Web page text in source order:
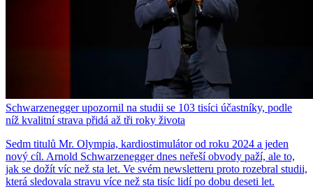
Schwarzenegger upozornil na studii se 103 tisíci účastníky, podle
níž kvalitní strava přidá až tři roky života
Sedm titulů Mr. Olympia, kardiostimulátor od roku 2024 a jeden
nový cíl. Arnold Schwarzenegger dnes neřeší obvody paží, ale to,
jak se dožít víc než sta let. Ve svém newsletteru proto rozebral studii,
která sledovala stravu více než sta tisíc lidí po dobu deseti let.